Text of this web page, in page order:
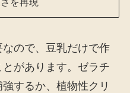
ので、豆乳だけで作
があります。ゼラチ
するか、植物性クリ